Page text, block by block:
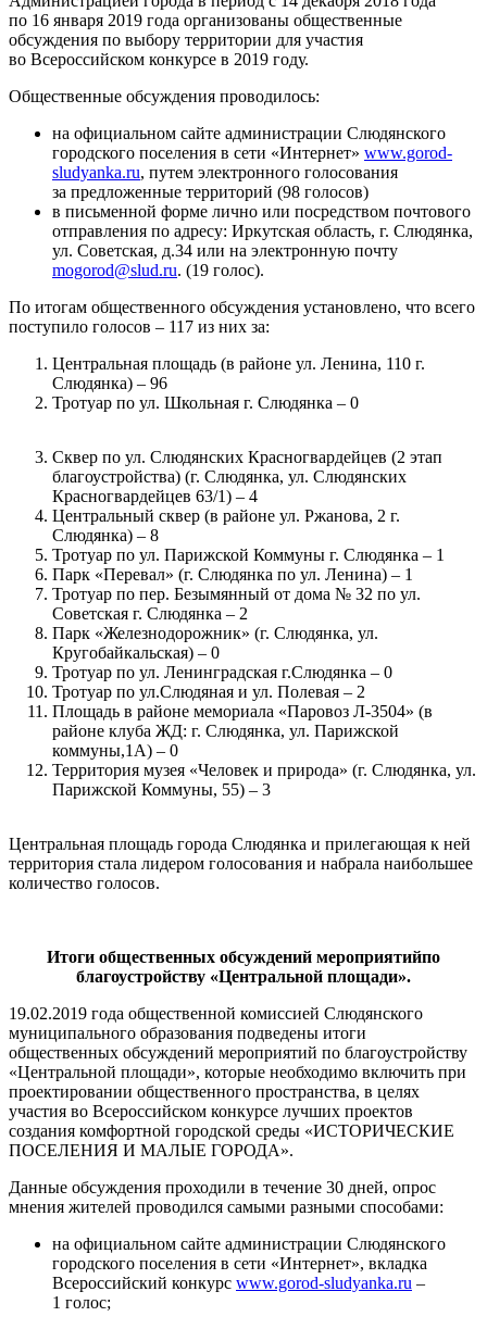
по 16 января 2019 года организованы общественные
обсуждения по выбору территории для участия
во Всероссийском конкурсе в 2019 году.
Общественные обсуждения проводилось:
на официальном сайте администрации Слюдянского
городского поселения в сети «Интернет» www.gorod-
sludyanka.ru, путем электронного голосования
за предложенные территорий (98 голосов)
в письменной форме лично или посредством почтового
отправления по адресу: Иркутская область, г. Слюдянка,
ул. Советская, д.34 или на электронную почту
mogorod@slud.ru. (19 голос).
По итогам общественного обсуждения установлено, что всего
поступило голосов – 117 из них за:
Центральная площадь (в районе ул. Ленина, 110 г.
Слюдянка) – 96
Тротуар по ул. Школьная г. Слюдянка – 0
Сквер по ул. Слюдянских Красногвардейцев (2 этап
благоустройства) (г. Слюдянка, ул. Слюдянских
Красногвардейцев 63/1) – 4
Центральный сквер (в районе ул. Ржанова, 2 г.
Слюдянка) – 8
Тротуар по ул. Парижской Коммуны г. Слюдянка – 1
Парк «Перевал» (г. Слюдянка по ул. Ленина) – 1
Тротуар по пер. Безымянный от дома № 32 по ул.
Советская г. Слюдянка – 2
Парк «Железнодорожник» (г. Слюдянка, ул.
Кругобайкальская) – 0
Тротуар по ул. Ленинградская г.Слюдянка – 0
Тротуар по ул.Слюдяная и ул. Полевая – 2
Площадь в районе мемориала «Паровоз Л-3504» (в
районе клуба ЖД: г. Слюдянка, ул. Парижской
коммуны,1А) – 0
Территория музея «Человек и природа» (г. Слюдянка, ул.
Парижской Коммуны, 55) – 3
Центральная площадь города Слюдянка и прилегающая к ней
территория стала лидером голосования и набрала наибольшее
количество голосов.
Итоги общественных обсуждений мероприятийпо
благоустройству «Центральной площади».
19.02.2019 года общественной комиссией Слюдянского
муниципального образования подведены итоги
общественных обсуждений мероприятий по благоустройству
«Центральной площади», которые необходимо включить при
проектировании общественного пространства, в целях
участия во Всероссийском конкурсе лучших проектов
создания комфортной городской среды «ИСТОРИЧЕСКИЕ
ПОСЕЛЕНИЯ И МАЛЫЕ ГОРОДА».
Данные обсуждения проходили в течение 30 дней, опрос
мнения жителей проводился самыми разными способами:
на официальном сайте администрации Слюдянского
городского поселения в сети «Интернет», вкладка
Всероссийский конкурс www.gorod-sludyanka.ru –
1 голос;